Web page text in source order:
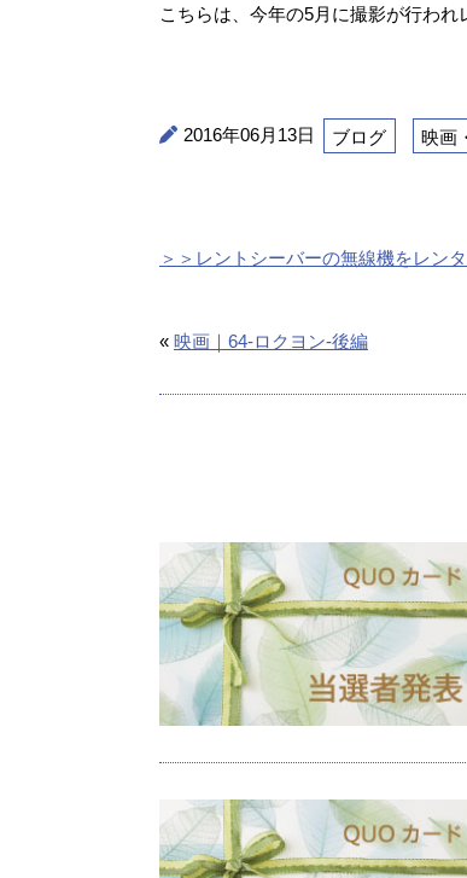
こちらは、今年の5月に撮影が行われ
2016年06月13日 ブログ 映画
＞＞レントシーバーの無線機をレン
« 映画｜64-ロクヨン-後編